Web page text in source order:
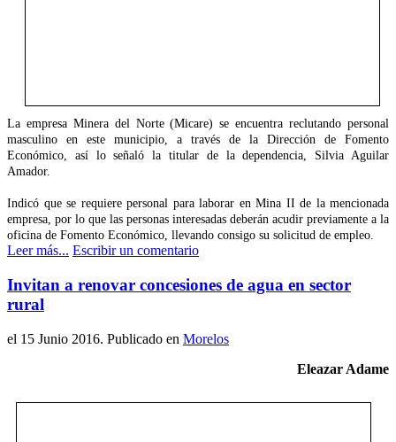
La empresa Minera del Norte (Micare) se encuentra reclutando personal
masculino en este municipio, a través de la Dirección de Fomento
Económico, así lo señaló la titular de la dependencia, Silvia Aguilar
Amador.
Indicó que se requiere personal para laborar en Mina II de la mencionada
empresa, por lo que las personas interesadas deberán acudir previamente a la
oficina de Fomento Económico, llevando consigo su solicitud de empleo.
Leer más... Escribir un comentario
Invitan a renovar concesiones de agua en sector
rural
el 15 Junio 2016. Publicado en Morelos
Eleazar Adame